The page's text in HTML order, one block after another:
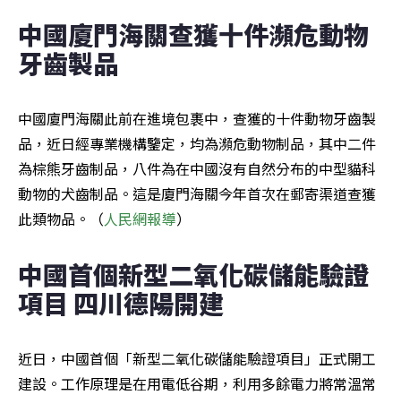
中國廈門海關查獲十件瀕危動物
牙齒製品
中國廈門海關此前在進境包裹中，查獲的十件動物牙齒製
品，近日經專業機構鑒定，均為瀕危動物制品，其中二件
為棕熊牙齒制品，八件為在中國沒有自然分布的中型貓科
動物的犬齒制品。這是廈門海關今年首次在郵寄渠道查獲
此類物品。（人民網報導）
中國首個新型二氧化碳儲能驗證
項目 四川德陽開建
近日，中國首個「新型二氧化碳儲能驗證項目」正式開工
建設。工作原理是在用電低谷期，利用多餘電力將常溫常